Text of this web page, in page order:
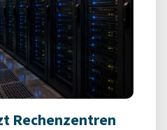
Rechenzentren